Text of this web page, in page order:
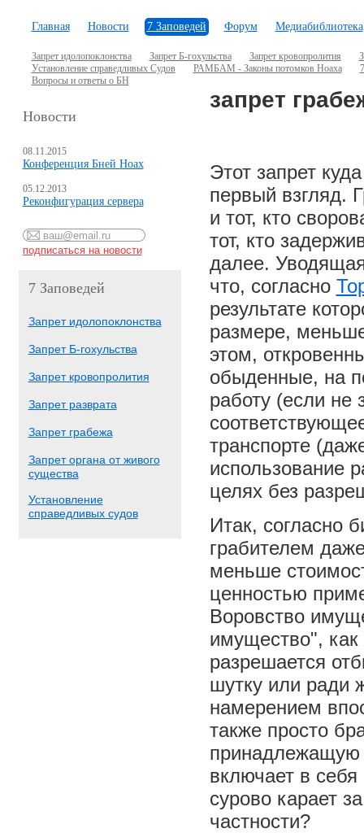
Главная Новости 7 Заповедей Форум Медиабиблиотека
Запрет идолопоклонства Запрет Б-гохульства Запрет кровопролития
Установление справедливых Судов
РАМБАМ - Законы потомков Ноаха
Вопросы и ответы о БН
Новости
08.11.2015
Конференция Бней Ноах
05.12.2013
Реконфигурация сервера
7 Заповедей
Запрет идолопоклонства
Запрет Б-гохульства
Запрет кровопролития
Запрет разврата
Запрет грабежа
Запрет органа от живого
существа
Установление
справедливых судов
запрет
Этот запрет
первый взгляд.
и тот, кто
тот, кто
далее.
что, согласно
результате
размере,
этом,
обыденные, на
работу (если не
транспорте
использование
целях без
Итак, согласно
грабителем
меньше
ценностью
Воровство
имущество",
разрешается
шутку или ради
намерением
также просто
принадлежащую
включает в себя
сурово карает
частности?